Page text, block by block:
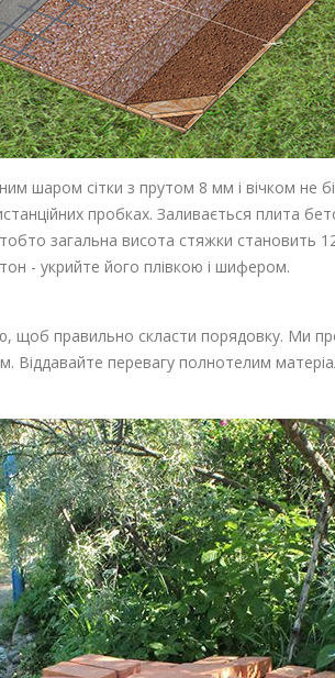
шаром сітки з прутом 8 мм і вічком не
пробках. Заливається плита
загальна висота стяжки становить
- укрийте його плівкою і шифером.
щоб правильно скласти порядовку. Ми
перевагу полнотелим